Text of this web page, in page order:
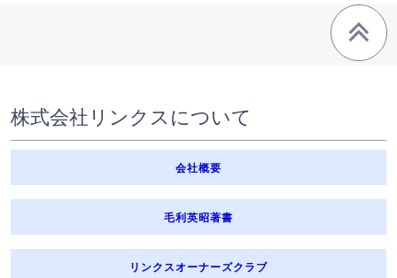
●不動産売買、賃貸、不動産管理・メンテナンス及びこれらに付帯・関
連する企画・コンサルティング・斡旋等のサービス提供等の営業活動並
●損害保険、生命保険及びこれらに付帯・関連するサービスの提供等の
ンサルティング・斡旋等のサービス提供等の営業活動並びに顧客動向分
上記の利用目的を変更する場合には、その内容を本人に対して、原則と
して書面等により通知し、または弊社窓口への書面の備え付けまたは弊
社ホームページにより公表します。弊社のグループ会社である株式会社
的はそれぞれの会社のホームページに記載しております。
【弊社のグループ会社】 株式会社リンクスマネジメント
【弊社と取引のある保険会社】 株式会社フィックス.ジャパン
株式会社リンクスについて
会社概要
毛利英昭著書
リンクスオーナーズクラブ